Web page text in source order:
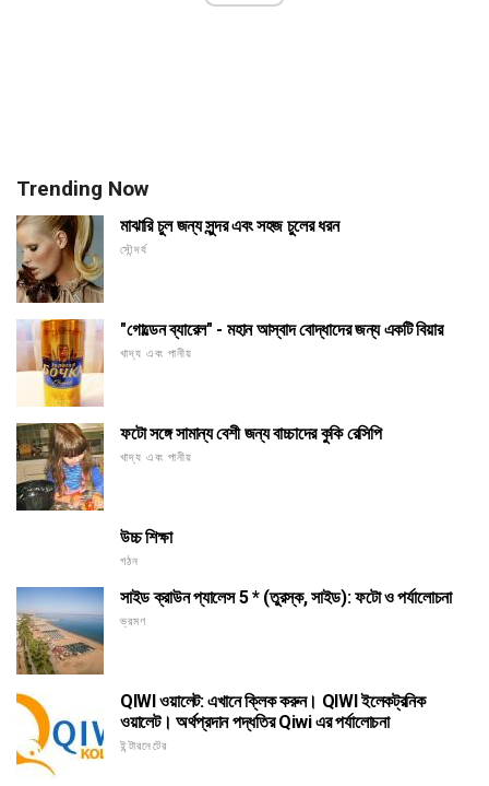
Trending Now
মাঝারি চুল জন্য সুন্দর এবং সহজ চুলের ধরন
সৌন্দর্য
"গোল্ডেন ব্যারেল" - মহান আস্বাদ বোদ্ধাদের জন্য একটি বিয়ার
খাদ্য এবং পানীয়
ফটো সঙ্গে সামান্য বেশী জন্য বাচ্চাদের কুকি রেসিপি
খাদ্য এবং পানীয়
উচ্চ শিক্ষা
গঠন
সাইড ক্রাউন প্যালেস 5 * (তুরস্ক, সাইড): ফটো ও পর্যালোচনা
ভ্রমণ
QIWI ওয়ালেট: এখানে ক্লিক করুন। QIWI ইলেকট্রনিক
ওয়ালেট। অর্থপ্রদান পদ্ধতির Qiwi এর পর্যালোচনা
ইন্টারনেটের